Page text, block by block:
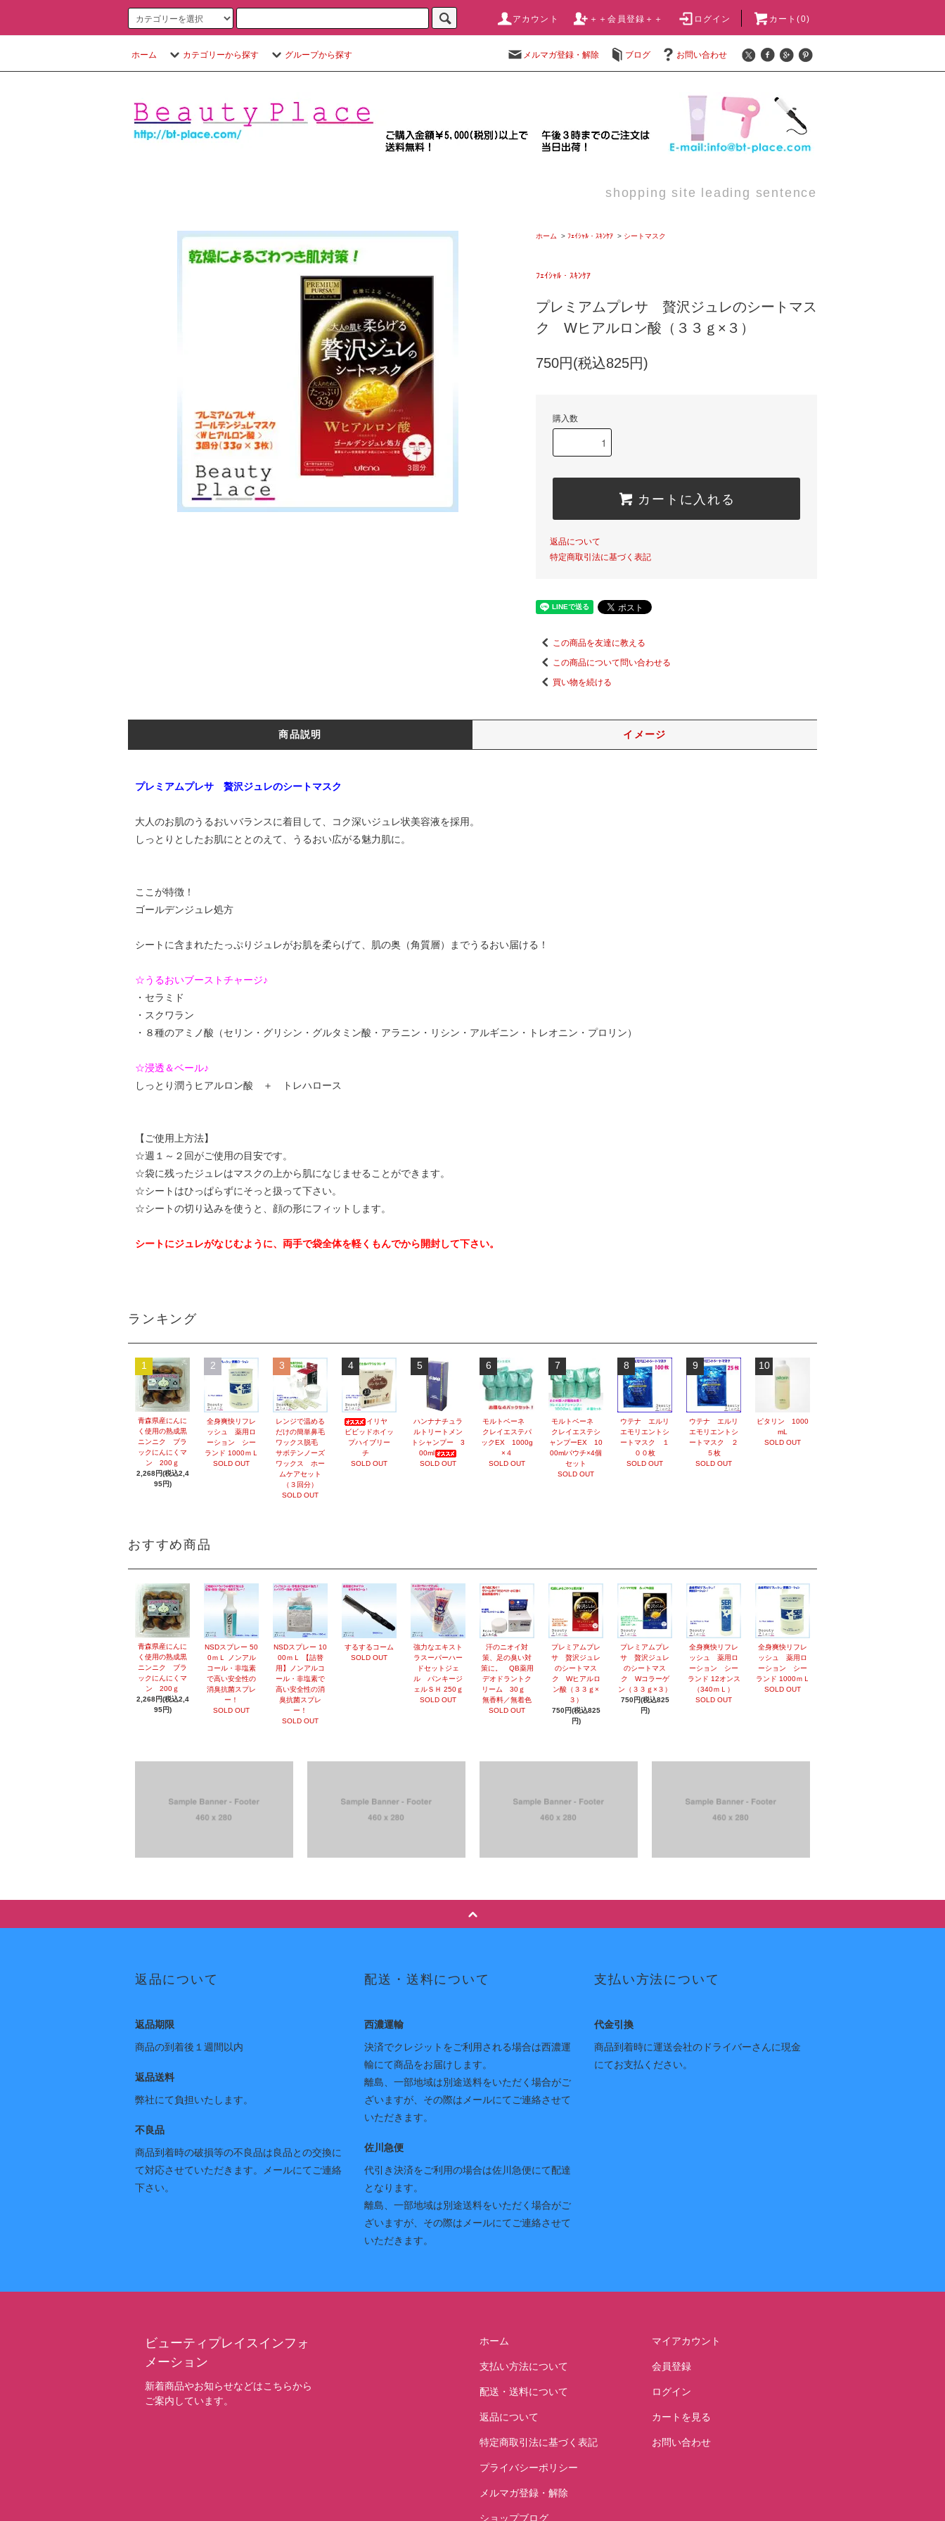
アカウント ＋＋会員登録＋＋ ログイン カート(0)
ホーム カテゴリーから探す グループから探す メルマガ登録・解除 ブログ お問い合わせ
shopping site leading sentence
ホーム > ﾌｪｲｼｬﾙ・ｽｷﾝｹｱ > シートマスク
ﾌｪｲｼｬﾙ・ｽｷﾝｹｱ
プレミアムプレサ 贅沢ジュレのシートマス
ク Wヒアルロン酸（３３ｇ×３）
750円(税込825円)
購入数
カートに入れる
返品について
特定商取引法に基づく表記
この商品を友達に教える
この商品について問い合わせる
買い物を続ける
商品説明 イメージ
プレミアムプレサ 贅沢ジュレのシートマスク
大人のお肌のうるおいバランスに着目して、コク深いジュレ状美容液を採用。
しっとりとしたお肌にととのえて、うるおい広がる魅力肌に。
ここが特徴！
ゴールデンジュレ処方
シートに含まれたたっぷりジュレがお肌を柔らげて、肌の奥（角質層）までうるおい届ける！
☆うるおいブーストチャージ♪
・セラミド
・スクワラン
・８種のアミノ酸（セリン・グリシン・グルタミン酸・アラニン・リシン・アルギニン・トレオニン・プロリン）
☆浸透＆ベール♪
しっとり潤うヒアルロン酸 ＋ トレハロース
【ご使用上方法】
☆週１～２回がご使用の目安です。
☆袋に残ったジュレはマスクの上から肌になじませることができます。
☆シートはひっぱらずにそっと扱って下さい。
☆シートの切り込みを使うと、顔の形にフィットします。
シートにジュレがなじむように、両手で袋全体を軽くもんでから開封して下さい。
ランキング
1
青森県産にんに
く使用の熟成黒
ニンニク ブラ
ックにんにくマ
ン 200ｇ
2,268円(税込2,4
95円)
2
全身爽快リフレ
ッシュ 薬用ロ
ーション シー
ランド 1000ｍＬ
SOLD OUT
3
レンジで温める
だけの簡単鼻毛
ワックス脱毛
サボテンノーズ
ワックス ホー
ムケアセット
（３回分）
SOLD OUT
4
イリヤ
ビビッドホイッ
プハイブリー
チ
SOLD OUT
5
ハンナナチュラ
ルトリートメン
トシャンプー 3
00ml
SOLD OUT
6
モルトベーネ
クレイエステパ
ックEX 1000g
×４
SOLD OUT
7
モルトベーネ
クレイエステシ
ャンプーEX 10
00mlパウチ×4個
セット
SOLD OUT
8
ウテナ エルリ
エモリエントシ
ートマスク １
００枚
SOLD OUT
9
ウテナ エルリ
エモリエントシ
ートマスク ２
５枚
SOLD OUT
10
ピタリン 1000
mL
SOLD OUT
おすすめ商品
青森県産にんに
く使用の熟成黒
ニンニク ブラ
ックにんにくマ
ン 200ｇ
2,268円(税込2,4
95円)
NSDスプレー 50
0ｍＬ ノンアル
コール・非塩素
で高い安全性の
消臭抗菌スプレ
ー！
SOLD OUT
NSDスプレー 10
00ｍＬ 【詰替
用】ノンアルコ
ール・非塩素で
高い安全性の消
臭抗菌スプレ
ー！
SOLD OUT
するするコーム
SOLD OUT
強力なエキスト
ラスーパーハー
ドセットジェ
ル パンキージ
ェルＳＨ 250ｇ
SOLD OUT
汗のニオイ対
策、足の臭い対
策に。 QB薬用
デオドラントク
リーム 30ｇ
無香料／無着色
SOLD OUT
プレミアムプレ
サ 贅沢ジュレ
のシートマス
ク Wヒアルロ
ン酸（３３ｇ×
３）
750円(税込825
円)
プレミアムプレ
サ 贅沢ジュレ
のシートマス
ク Wコラーゲ
ン（３３ｇ×３）
750円(税込825
円)
全身爽快リフレ
ッシュ 薬用ロ
ーション シー
ランド 12オンス
（340ｍＬ）
SOLD OUT
全身爽快リフレ
ッシュ 薬用ロ
ーション シー
ランド 1000ｍＬ
SOLD OUT
返品について
返品期限
商品の到着後１週間以内
返品送料
弊社にて負担いたします。
不良品
商品到着時の破損等の不良品は良品との交換に
て対応させていただきます。メールにてご連絡
下さい。
配送・送料について
西濃運輸
決済でクレジットをご利用される場合は西濃運
輸にて商品をお届けします。
離島、一部地域は別途送料をいただく場合がご
ざいますが、その際はメールにてご連絡させて
いただきます。
佐川急便
代引き決済をご利用の場合は佐川急便にて配達
となります。
離島、一部地域は別途送料をいただく場合がご
ざいますが、その際はメールにてご連絡させて
いただきます。
支払い方法について
代金引換
商品到着時に運送会社のドライバーさんに現金
にてお支払ください。
ビューティプレイスインフォ
メーション
新着商品やお知らせなどはこちらから
ご案内しています。
ホーム
支払い方法について
配送・送料について
返品について
特定商取引法に基づく表記
プライバシーポリシー
メルマガ登録・解除
ショップブログ
マイアカウント
会員登録
ログイン
カートを見る
お問い合わせ